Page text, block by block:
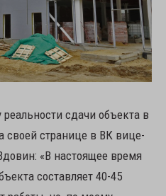
сдачи объекта в
своей странице в ВК вице-
«В настоящее время
составляет 40-45